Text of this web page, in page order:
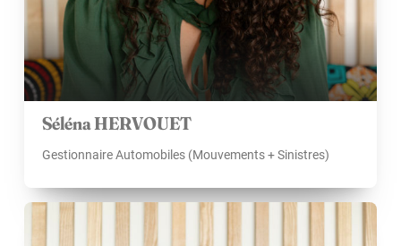
Séléna HERVOUET
Gestionnaire Automobiles (Mouvements + Sinistres)